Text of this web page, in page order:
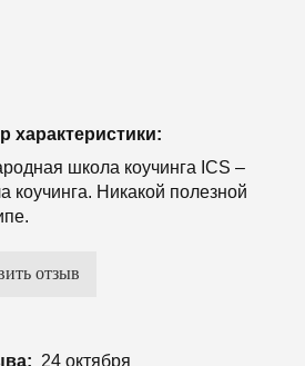
характеристики:
школа коучинга ICS –
Никакой полезной
отзыв
24 октября